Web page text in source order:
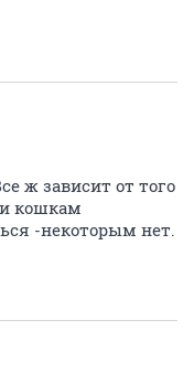
ж зависит от того
кошкам
-некоторым нет.